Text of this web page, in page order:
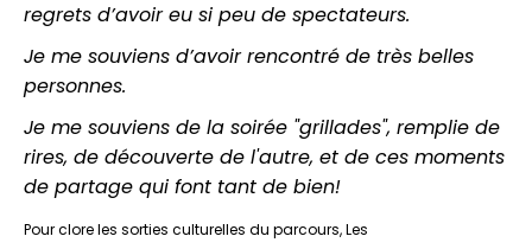
regrets d’avoir eu si peu de spectateurs.
Je me souviens d’avoir rencontré de très belles
personnes.
Je me souviens de la soirée "grillades", remplie de
rires, de découverte de l'autre, et de ces moments
de partage qui font tant de bien!
Pour clore les sorties culturelles du parcours, Les